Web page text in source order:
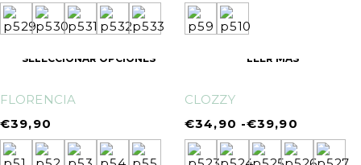
SELECCIONAR OPCIONES
FLORENCIA
€39,90
LEER MÁS
CLOZZY
€34,90 -€39,90